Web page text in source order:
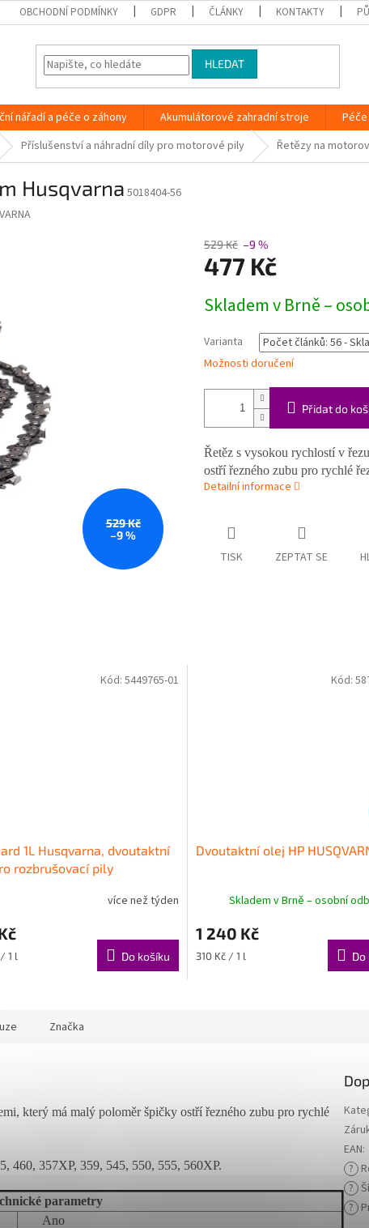
OBCHODNÍ PODMÍNKY GDPR ČLÁNKY KONTAKTY
HLEDAT
nářadí a péče o záhony Akumulátorové zahradní stroje
Příslušenství a náhradní díly pro motorové pily Řetězy na
Husqvarna 5018404-56
529 Kč
–9 %
529 Kč –9 %
477 Kč
cena:
Skladem v Brně –
Varianta
Možnosti doručení
Přidat do
Řetěz s vysokou rychlostí v
ostří řezného zubu pro rychlé
Detailní informace
TISK ZEPTAT SE
1L Husqvarna, dvoutaktní
rozbrušovací pily
více než týden
1 l Do košíku
Kód: 5449765-01
Dvoutaktní olej HP
Skladem v Brně – osobní
1 240 Kč
Měrná
310 Kč / 1 l Do
Kód:
Značka
který má malý poloměr špičky ostří řezného zubu pro rychlé
460, 357XP, 359, 545, 550, 555, 560XP.
parametry
Ano
EAN:
?
?
?